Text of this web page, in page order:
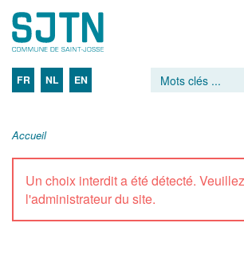
FR NL EN
Accueil
Un choix interdit a été détecté.
l'administrateur du site.